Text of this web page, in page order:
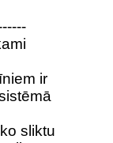
ir
sliktu